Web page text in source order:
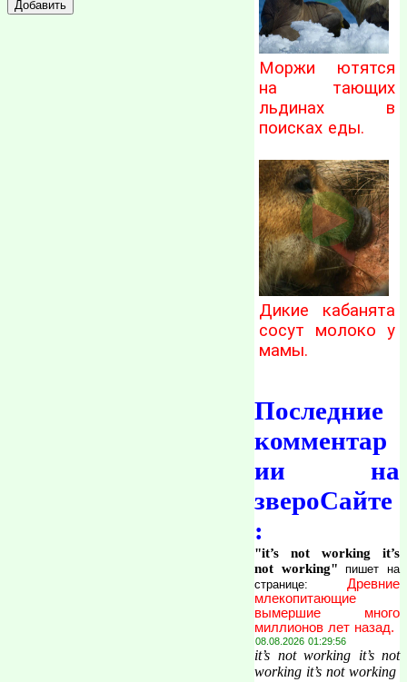
Моржи ютятся
на тающих
льдинах в
поисках еды.
Дикие кабанята
сосут молоко у
мамы.
Последние
комментар
ии на
звероСайте
:
"it’s not working it’s
not working" пишет на
странице: Древние
млекопитающие
вымершие много
миллионов лет назад.
08.08.2026 01:29:56
it’s not working it’s not
working it’s not working